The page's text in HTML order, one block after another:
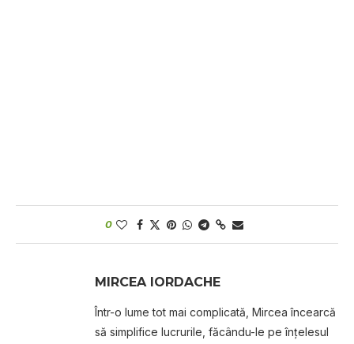
0
MIRCEA IORDACHE
Într-o lume tot mai complicată, Mircea încearcă
să simplifice lucrurile, făcându-le pe înțelesul